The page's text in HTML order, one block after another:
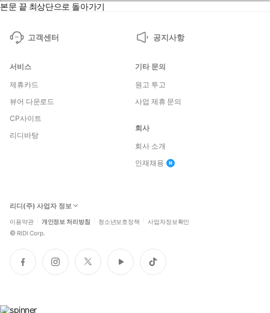
본문 끝 최상단으로 돌아가기
고객센터 공지사항
서비스
제휴카드
뷰어 다운로드
CP사이트
리디바탕
기타 문의
원고 투고
사업 제휴 문의
회사
회사 소개
인재채용
리디(주) 사업자 정보
이용약관 개인정보 처리방침 청소년보호정책 사업자정보확인
© RIDI Corp.
페
이
인
스
트
위
유
튜
틱
톡